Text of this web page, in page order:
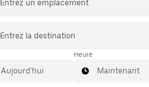
Entrez un emplacement
Entrez la destination
Heure
Maintenant